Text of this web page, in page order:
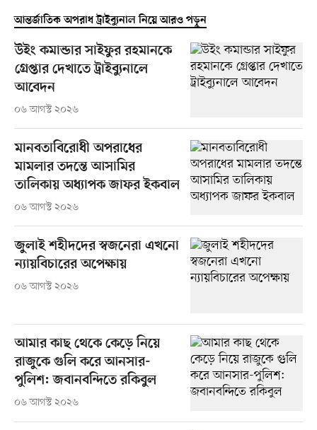
আন্তর্জাতিক অপরাধ ট্রাইব্যুনাল নিয়ে আরও পড়ুন
উইং কমান্ডার সাইফুর রহমানকে
গ্রেপ্তার দেখাতে ট্রাইব্যুনালে
আবেদন
০৬ আগস্ট ২০২৬
মানবতাবিরোধী অপরাধের
মামলার তদন্তে আসামির
তালিকায় অধ্যাপক জাফর ইকবাল
০৬ আগস্ট ২০২৬
জুলাই শহীদদের স্বজনেরা এখনো
ন্যায়বিচারের অপেক্ষায়
০৬ আগস্ট ২০২৬
আমার কাছ থেকে কেড়ে নিয়ে
রাজুকে গুলি করে আনসার-
পুলিশ: জবানবন্দিতে রকিবুল
০৬ আগস্ট ২০২৬